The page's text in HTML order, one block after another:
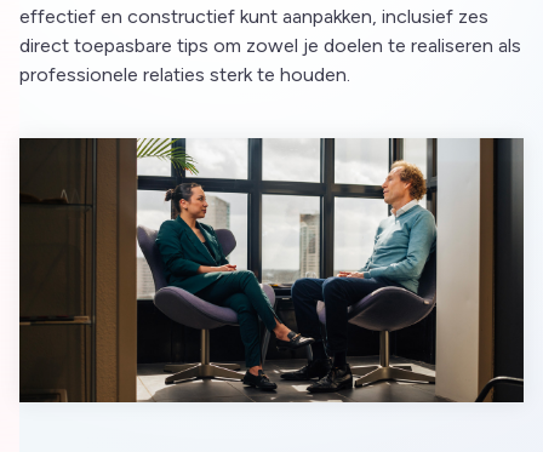
effectief en constructief kunt aanpakken, inclusief zes
direct toepasbare tips om zowel je doelen te realiseren als
professionele relaties sterk te houden.